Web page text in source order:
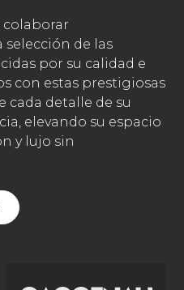
colaborar
selección de las
por su calidad e
con estas prestigiosas
cada detalle de su
elevando su espacio
y lujo sin